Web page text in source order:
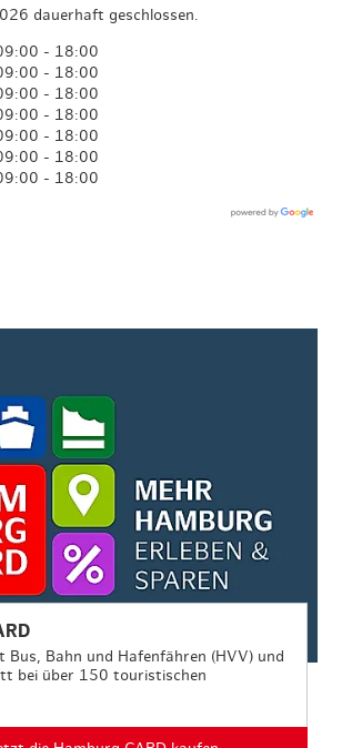
dauerhaft geschlossen.
- 18:00
- 18:00
- 18:00
- 18:00
- 18:00
- 18:00
- 18:00
Bus, Bahn und Hafenfähren (HVV) und
bei über 150 touristischen